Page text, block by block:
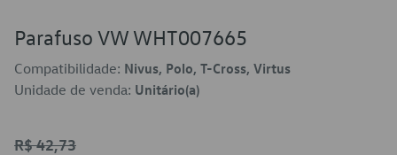
Parafuso VW WHT007665
Compatibilidade: Nivus, Polo, T-Cross, Virtus
Unidade de venda: Unitário(a)
R$ 42,73